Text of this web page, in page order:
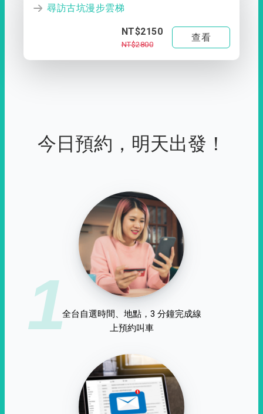
尋訪古坑漫步雲梯
NT$2150
NT$2800
查看
今日預約，明天出發！
1全台自選時間、地點，3 分鐘完成線
上預約叫車